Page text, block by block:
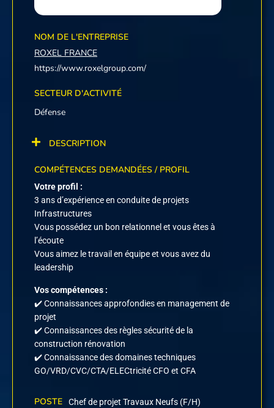
NOM DE L'ENTREPRISE
ROXEL FRANCE
https://www.roxelgroup.com/
SECTEUR D'ACTIVITÉ
Défense
DESCRIPTION
COMPÉTENCES DEMANDÉES / PROFIL
Votre profil :
3 ans d’expérience en conduite de projets
Infrastructures
Vous possédez un bon relationnel et vous êtes à
l’écoute
Vous aimez le travail en équipe et vous avez du
leadership
Vos compétences :
✔️ Connaissances approfondies en management de
projet
✔️ Connaissances des règles sécurité de la
construction rénovation
✔️ Connaissance des domaines techniques
GO/VRD/CVC/CTA/ELECtricité CFO et CFA
POSTE Chef de projet Travaux Neufs (F/H)